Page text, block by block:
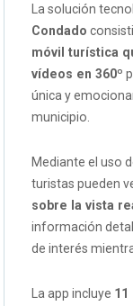
La solución
Condado
móvil turística
vídeos en 360º
única y
municipio.
Mediante el uso
turistas pueden
sobre la vista
información
de interés
La app incluye 11